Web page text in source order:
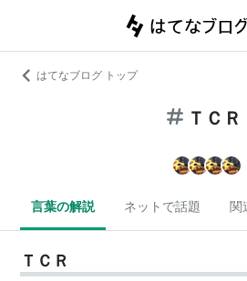
はてなブログ トップ
ＴＣＲ
言葉の解説 ネットで話題 関
ＴＣＲ